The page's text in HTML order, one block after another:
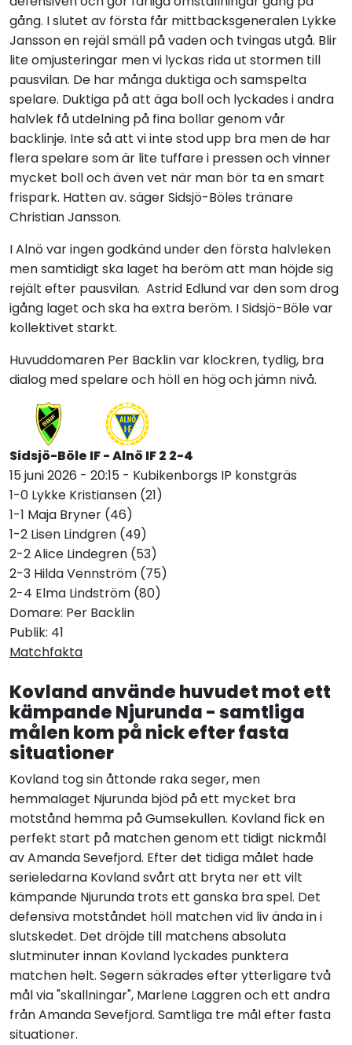
gång. I slutet av första får mittbacksgeneralen Lykke
Jansson en rejäl smäll på vaden och tvingas utgå. Blir
lite omjusteringar men vi lyckas rida ut stormen till
pausvilan. De har många duktiga och samspelta
spelare. Duktiga på att äga boll och lyckades i andra
halvlek få utdelning på fina bollar genom vår
backlinje. Inte så att vi inte stod upp bra men de har
flera spelare som är lite tuffare i pressen och vinner
mycket boll och även vet när man bör ta en smart
frispark. Hatten av. säger Sidsjö-Böles tränare
Christian Jansson.
I Alnö var ingen godkänd under den första halvleken
men samtidigt ska laget ha beröm att man höjde sig
rejält efter pausvilan. Astrid Edlund var den som drog
igång laget och ska ha extra beröm. I Sidsjö-Böle var
kollektivet starkt.
Huvuddomaren Per Backlin var klockren, tydlig, bra
dialog med spelare och höll en hög och jämn nivå.
Sidsjö-Böle IF - Alnö IF 2 2-4
15 juni 2026 - 20:15 - Kubikenborgs IP konstgräs
1-0 Lykke Kristiansen (21)
1-1 Maja Bryner (46)
1-2 Lisen Lindgren (49)
2-2 Alice Lindegren (53)
2-3 Hilda Vennström (75)
2-4 Elma Lindström (80)
Domare: Per Backlin
Publik: 41
Matchfakta
Kovland använde huvudet mot ett
kämpande Njurunda - samtliga
målen kom på nick efter fasta
situationer
Kovland tog sin åttonde raka seger, men
hemmalaget Njurunda bjöd på ett mycket bra
motstånd hemma på Gumsekullen. Kovland fick en
perfekt start på matchen genom ett tidigt nickmål
av Amanda Sevefjord. Efter det tidiga målet hade
serieledarna Kovland svårt att bryta ner ett vilt
kämpande Njurunda trots ett ganska bra spel. Det
defensiva motståndet höll matchen vid liv ända in i
slutskedet. Det dröjde till matchens absoluta
slutminuter innan Kovland lyckades punktera
matchen helt. Segern säkrades efter ytterligare två
mål via "skallningar", Marlene Laggren och ett andra
från Amanda Sevefjord. Samtliga tre mål efter fasta
situationer.